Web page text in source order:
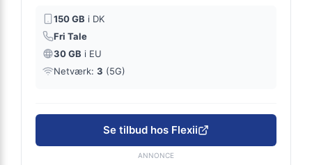
150 GB i DK
Fri Tale
30 GB i EU
Netværk: 3 (5G)
Se tilbud hos Flexii
ANNONCE